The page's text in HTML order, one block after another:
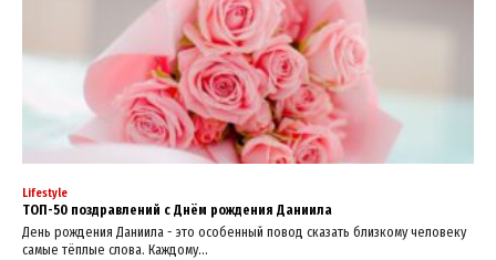
Lifestyle
ТОП-50 поздравлений с Днём рождения Даниила
День рождения Даниила - это особенный повод сказать близкому человеку
самые тёплые слова. Каждому...